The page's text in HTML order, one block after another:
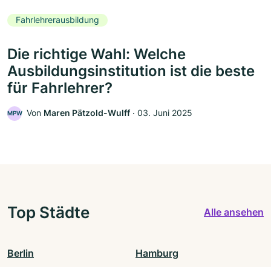
Fahrlehrerausbildung
Die richtige Wahl: Welche
Ausbildungsinstitution ist die beste
für Fahrlehrer?
MPW Von Maren Pätzold-Wulff ‧ 03. Juni 2025
Top Städte Alle ansehen
Berlin Hamburg